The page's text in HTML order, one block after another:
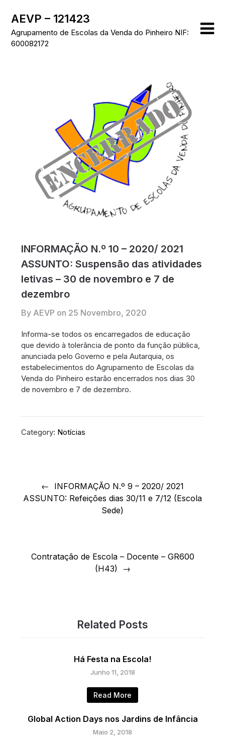
content
AEVP – 121423
Agrupamento de Escolas da Venda do Pinheiro NIF:
600082172
INFORMAÇÃO N.º 10 – 2020/ 2021
ASSUNTO: Suspensão das atividades
letivas – 30 de novembro e 7 de
dezembro
By AEVP on 25 Novembro, 2020
Informa-se todos os encarregados de educação
que devido à tolerância de ponto da função pública,
anunciada pelo Governo e pela Autarquia, os
estabelecimentos do Agrupamento de Escolas da
Venda do Pinheiro estarão encerrados nos dias 30
de novembro e 7 de dezembro.
Category: Notícias
artigos
INFORMAÇÃO N.º 9 – 2020/ 2021
ASSUNTO: Refeições dias 30/11 e 7/12 (Escola
Sede)
Contratação de Escola – Docente – GR600
(H43)
Related Posts
Há Festa na Escola!
Junho 11, 2018
Read More
Global Action Days nos Jardins de Infância
Maio 2, 2018